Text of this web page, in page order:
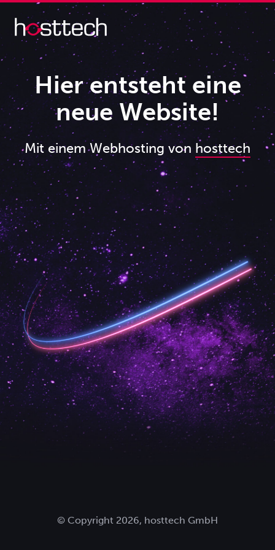
Hier entsteht eine
neue Website!
Mit einem Webhosting von hosttech
© Copyright 2026, hosttech GmbH